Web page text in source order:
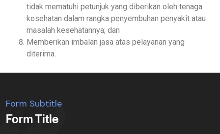
tidak mematuhi petunjuk yang diberikan oleh tenaga
kesehatan dalam rangka penyembuhan penyakit atau
masalah kesehatannya; dan
Memberikan imbalan jasa atas pelayanan yang
diterima.
Form Subtitle
Form Title